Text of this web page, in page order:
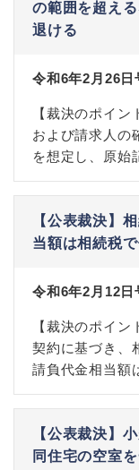
の範囲を超え
退ける
令和6年2月26日
【裁決のポイ
および請求人の
を想定し、原始
【公表裁決】
当額は相続税
令和6年2月12日
【裁決のポイ
契約に基づき、
請負代金相当額
【公表裁決】
同住宅の空室